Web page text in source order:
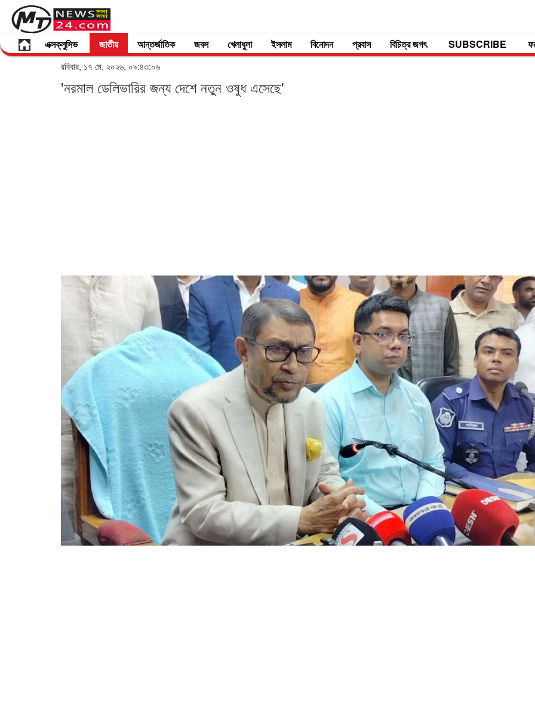
এক্সক্লুসিভ জাতীয় আন্তর্জাতিক জবস খেলাধুলা ইসলাম বিনোদন প্রবাস বিচিত্র জগৎ SUBSCRIBE
রবিবার, ১৭ মে, ২০২৬, ০৯:৪৩:০৬
'নরমাল ডেলিভারির জন্য দেশে নতুন ওষুধ এসেছে'